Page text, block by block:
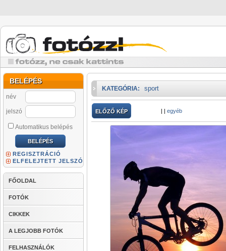
BELÉPÉS
név
jelszó
Automatikus belépés
REGISZTRÁCIÓ
ELFELEJTETT JELSZÓ
FŐOLDAL
FOTÓK
CIKKEK
A LEGJOBB FOTÓK
FELHASZNÁLÓK
KATEGÓRIA: sport
ELŐZŐ KÉP | | egyéb